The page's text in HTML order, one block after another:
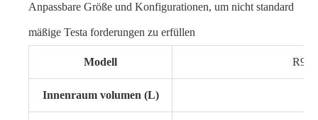
Anpassbare Größe und Konfigurationen, um nicht standard
mäßige Testa forderungen zu erfüllen
Modell
Innenraum volumen (L)